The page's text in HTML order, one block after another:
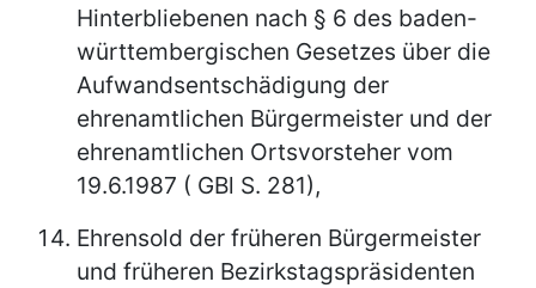
Hinterbliebenen nach § 6 des baden-
württembergischen Gesetzes über die
Aufwandsentschädigung der
ehrenamtlichen Bürgermeister und der
ehrenamtlichen Ortsvorsteher vom
19.6.1987 ( GBl S. 281),
Ehrensold der früheren Bürgermeister
und früheren Bezirkstagspräsidenten